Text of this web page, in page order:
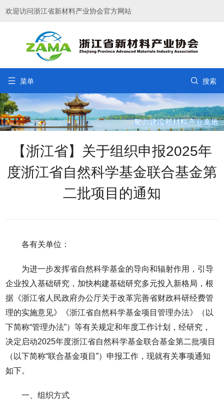
欢迎访问浙江省新材料产业协会官方网站
 菜单  搜索
【浙江省】关于组织申报2025年
度浙江省自然科学基金联合基金第
二批项目的通知
各有关单位：
为进一步发挥省自然科学基金的导向和辐射作用，引导
企业投入基础研究，加快构建基础研究多元投入新格局，根
据《浙江省人民政府办公厅关于改革完善省财政科研经费管
理的实施意见》《浙江省自然科学基金项目管理办法》（以
下简称“管理办法”）等有关规定和年度工作计划，经研究，
决定启动2025年度浙江省自然科学基金联合基金第二批项目
（以下简称“联合基金项目”）申报工作，现就有关事项通知
如下。
一、组织方式